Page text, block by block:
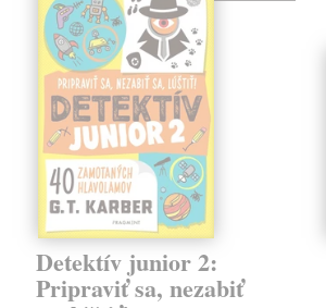
Detektív junior 2:
Pripraviť sa, nezabiť